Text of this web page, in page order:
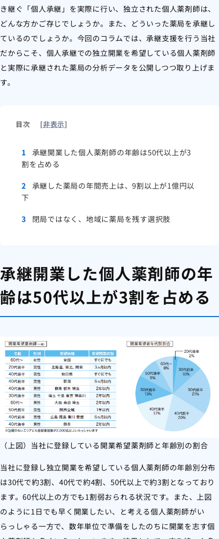
き継ぐ「個人承継」を実際に行い、独立された個人薬剤師は、
どんな方かご存じでしょうか。また、どういった薬局を承継し
ているのでしょうか。今回のコラムでは、承継支援を行う当社
だからこそ、個人承継での独立開業を希望している個人薬剤師
と実際に承継された薬局の分析データを公開しつつ取り上げま
す。
目次 [非表示]
1
承継開業した個人薬剤師の年齢は50代以上が3
割を占める
2
承継した薬局の年間売上は、9割以上が1億円以
下
3 閉局ではなく、地域に薬局を残す選択肢
承継開業した個人薬剤師の年
齢は50代以上が3割を占める
（上図）当社に登録している開業希望薬剤師と年齢別の割合
当社に登録し独立開業を希望している個人薬剤師の年齢別分布
は30代で約3割、40代で約4割、50代以上で約3割となっており
ます。60代以上の方でも1割弱おられる状況です。また、上図
のように1日でも早く開業したい、と考える個人薬剤師がい
らっしゃる一方で、数年単位で準備をしたのちに開業を志す個